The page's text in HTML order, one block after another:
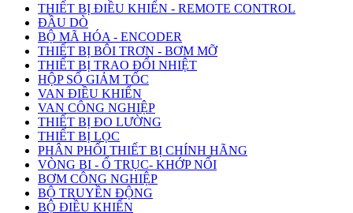
THIẾT BỊ ĐIỀU KHIỂN - REMOTE CONTROL
ĐẦU DÒ
BỘ MÃ HÓA - ENCODER
THIẾT BỊ BÔI TRƠN - BƠM MỠ
THIẾT BỊ TRAO ĐỔI NHIỆT
HỘP SỐ GIẢM TỐC
VAN ĐIỀU KHIỂN
VAN CÔNG NGHIỆP
THIẾT BỊ ĐO LƯỜNG
THIẾT BỊ LỌC
PHÂN PHỐI THIẾT BỊ CHÍNH HÃNG
VÒNG BI - Ổ TRỤC- KHỚP NỐI
BƠM CÔNG NGHIỆP
BỘ TRUYỀN ĐỘNG
BỘ ĐIỀU KHIỂN